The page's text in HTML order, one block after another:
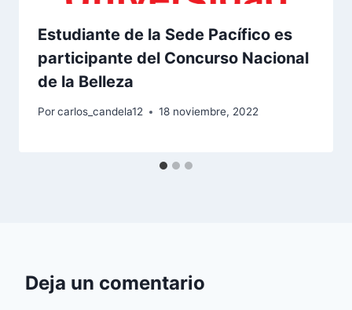
Estudiante de la Sede Pacífico es
participante del Concurso Nacional
de la Belleza
Porcarlos_candela12 18 noviembre, 2022
Deja un comentario